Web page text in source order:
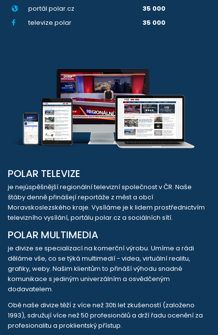
portál polar.cz
35 000
televize.polar
35 000
POLAR TELEVIZE
je nejúspěšnější regionální televizní společnost v ČR. Naše
štáby denně přinášejí reportáže z měst a obcí
Moravskoslezského kraje. Vysíláme je k lidem prostřednictvím
televizního vysílání, portálu polar.cz a sociálních sítí.
POLAR MULTIMEDIA
je divize se specializací na komerční výrobu. Umíme a rádi
děláme vše, co se týká multimedií - videa, virtuální realitu,
grafiky, weby. Našim klientům to přináší výhodu snadné
komunikace s jediným univerzálním a osvědčeným
dodavatelem.
Obě naše divize těží z více než 30ti let zkušeností (založeno
1993), sdružují více než 50 profesionálů a drží řadu ocenění za
profesionalitu a proklientský přístup.